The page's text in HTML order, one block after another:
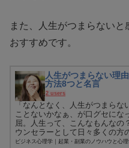
また、人生がつまらない
おすすめです。
人生がつまらない理
方法8つと名言
2 users
「なんとなく、人生がつまら
ことないかなぁ、が口グセにな
屈。人生って、こんなもんな
ウンセラーとして日々多くの方
らない」...
ビジネス心理学｜起業・副業のノウハウと心理